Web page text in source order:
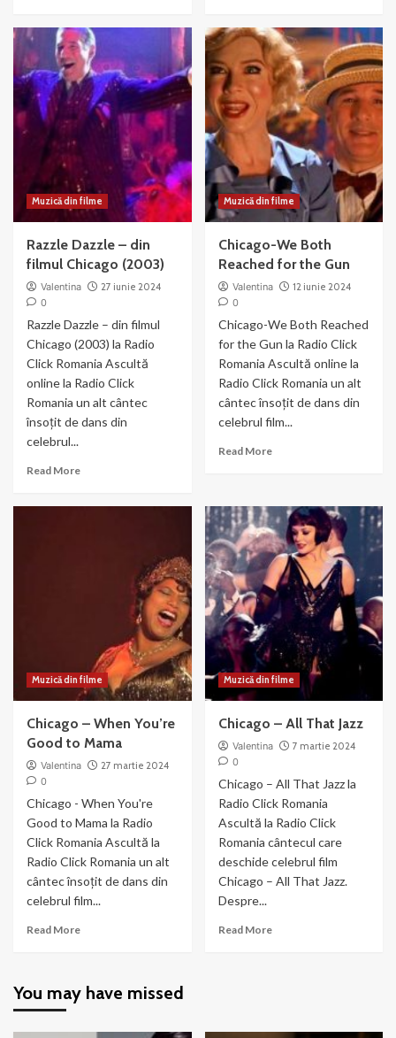
Liza
Minnelli
si
Joel
Gray
–
Nowadays
–
muzica
si
dans
din
Chicago
Muzică din filme
Razzle Dazzle – din
filmul Chicago (2003)
Valentina
27 iunie 2024
0
Razzle Dazzle – din filmul
Chicago (2003) la Radio
Click Romania Ascultă
online la Radio Click
Romania un alt cântec
însoțit de dans din
celebrul...
Read MoreRead
Muzică din filme
Chicago-We Both
Reached for the Gun
Valentina
12 iunie 2024
0
Chicago-We Both Reached
for the Gun la Radio Click
Romania Ascultă online la
Radio Click Romania un alt
cântec însoțit de dans din
celebrul film...
Read MoreRead
We
Both
Reached
for
the
Gun
Muzică din filme
Chicago – When You’re
Good to Mama
Valentina
27 martie 2024
0
Chicago - When You're
Good to Mama la Radio
Click Romania Ascultă la
Radio Click Romania un alt
cântec însoțit de dans din
celebrul film...
Read MoreRead
–
Muzică din filme
Chicago – All That Jazz
Valentina
7 martie 2024
0
Chicago – All That Jazz la
Radio Click Romania
Ascultă la Radio Click
Romania cântecul care
deschide celebrul film
Chicago – All That Jazz.
Despre...
Read MoreRead
You may have missed